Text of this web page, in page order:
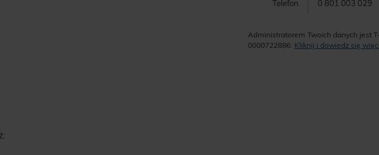
Telefon 0 801 003 029
Administratorem Twoich danych jest
0000722886. Kliknij i dowiedz się